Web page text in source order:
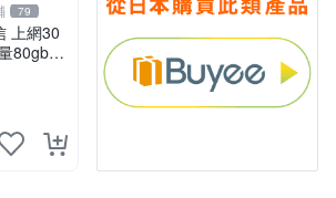
79
上網30
80gb超
可儲值 I